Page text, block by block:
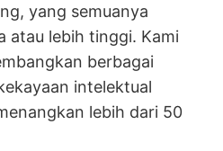
yang semuanya
atau lebih tinggi. Kami
berbagai
intelektual
lebih dari 50